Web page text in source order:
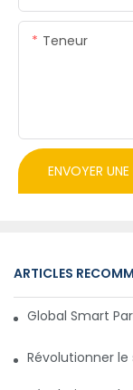
Teneur
ENVOYER
ARTICLES
Global Smart
Révolutionner